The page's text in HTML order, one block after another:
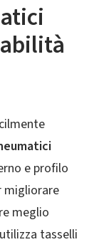
e profilo
migliorare
meglio
tasselli